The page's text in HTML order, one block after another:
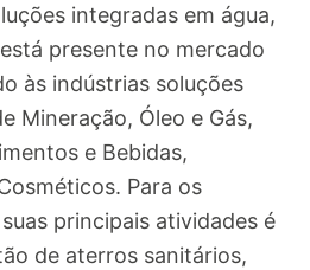
integradas em água,
presente no mercado
às indústrias soluções
Mineração, Óleo e Gás,
e Bebidas,
Para os
principais atividades é
de aterros sanitários,